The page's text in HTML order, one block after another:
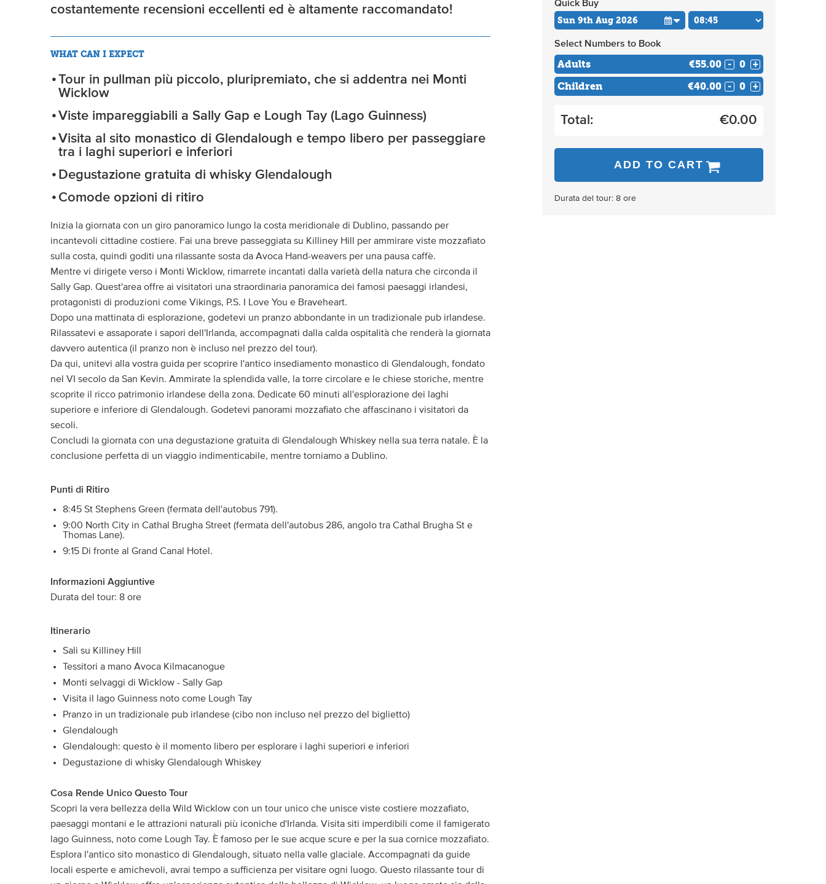
costantemente recensioni eccellenti ed è altamente raccomandato!
WHAT CAN I EXPECT
Tour in pullman più piccolo, pluripremiato, che si addentra nei Monti
Wicklow
Viste impareggiabili a Sally Gap e Lough Tay (Lago Guinness)
Visita al sito monastico di Glendalough e tempo libero per passeggiare
tra i laghi superiori e inferiori
Degustazione gratuita di whisky Glendalough
Comode opzioni di ritiro
Inizia la giornata con un giro panoramico lungo la costa meridionale di Dublino, passando per
incantevoli cittadine costiere. Fai una breve passeggiata su Killiney Hill per ammirare viste mozzafiato
sulla costa, quindi goditi una rilassante sosta da Avoca Hand-weavers per una pausa caffè.
Mentre vi dirigete verso i Monti Wicklow, rimarrete incantati dalla varietà della natura che circonda il
Sally Gap. Quest'area offre ai visitatori una straordinaria panoramica dei famosi paesaggi irlandesi,
protagonisti di produzioni come Vikings, P.S. I Love You e Braveheart.
Dopo una mattinata di esplorazione, godetevi un pranzo abbondante in un tradizionale pub irlandese.
Rilassatevi e assaporate i sapori dell'Irlanda, accompagnati dalla calda ospitalità che renderà la giornata
davvero autentica (il pranzo non è incluso nel prezzo del tour).
Da qui, unitevi alla vostra guida per scoprire l'antico insediamento monastico di Glendalough, fondato
nel VI secolo da San Kevin. Ammirate la splendida valle, la torre circolare e le chiese storiche, mentre
scoprite il ricco patrimonio irlandese della zona. Dedicate 60 minuti all'esplorazione dei laghi
superiore e inferiore di Glendalough. Godetevi panorami mozzafiato che affascinano i visitatori da
secoli.
Concludi la giornata con una degustazione gratuita di Glendalough Whiskey nella sua terra natale. È la
conclusione perfetta di un viaggio indimenticabile, mentre torniamo a Dublino.
Punti di Ritiro
8:45 St Stephens Green (fermata dell'autobus 791).
9:00 North City in Cathal Brugha Street (fermata dell'autobus 286, angolo tra Cathal Brugha St e
Thomas Lane).
9:15 Di fronte al Grand Canal Hotel.
Informazioni Aggiuntive
Durata del tour: 8 ore
Itinerario
Sali su Killiney Hill
Tessitori a mano Avoca Kilmacanogue
Monti selvaggi di Wicklow - Sally Gap
Visita il lago Guinness noto come Lough Tay
Pranzo in un tradizionale pub irlandese (cibo non incluso nel prezzo del biglietto)
Glendalough
Glendalough: questo è il momento libero per esplorare i laghi superiori e inferiori
Degustazione di whisky Glendalough Whiskey
Cosa Rende Unico Questo Tour
Scopri la vera bellezza della Wild Wicklow con un tour unico che unisce viste costiere mozzafiato,
paesaggi montani e le attrazioni naturali più iconiche d'Irlanda. Visita siti imperdibili come il famigerato
lago Guinness, noto come Lough Tay. È famoso per le sue acque scure e per la sua cornice mozzafiato.
Esplora l'antico sito monastico di Glendalough, situato nella valle glaciale. Accompagnati da guide
locali esperte e amichevoli, avrai tempo a sufficienza per visitare ogni luogo. Questo rilassante tour di
Quick Buy
Select Numbers to Book
Adults €55.00 - +
Children €40.00 - +
Total: €0.00
ADD TO CART
Durata del tour: 8 ore